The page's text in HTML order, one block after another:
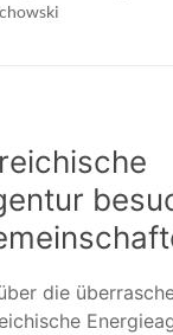
die